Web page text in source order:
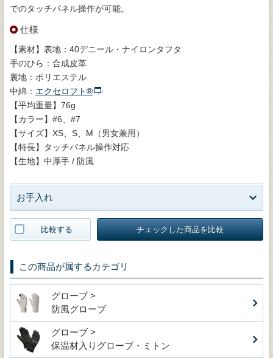
でのタッチパネル操作が可能。
仕様
【素材】表地：40デニール・ナイロンタフタ
手のひら：合成皮革
裏地：ポリエステル
中綿： エクセロフト®
【平均重量】76g
【カラー】#6、#7
【サイズ】XS、S、M（男女兼用）
【特長】タッチパネル操作対応
【生地】中厚手 / 防風
お手入れ
比較する チェックした商品を比較
この商品が属するカテゴリ
グローブ >
防風グローブ
グローブ >
保温材入りグローブ・ミトン